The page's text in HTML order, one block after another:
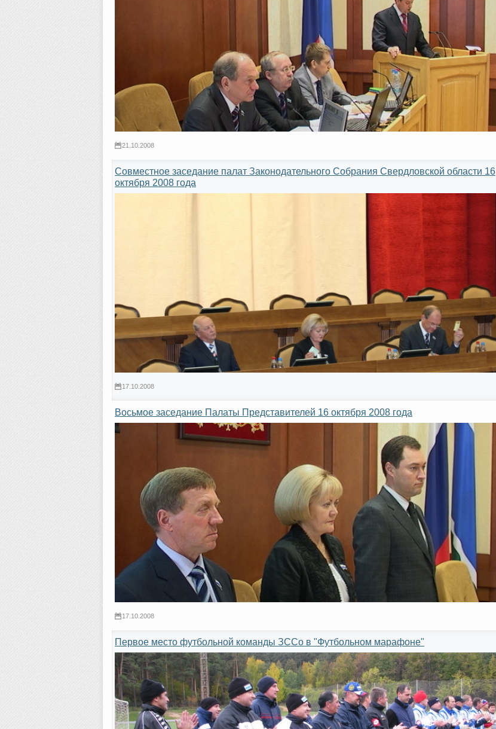
21.10.2008
Совместное заседание палат Законодательного Собрания Свердловской области 16
октября 2008 года
17.10.2008
Восьмое заседание Палаты Представителей 16 октября 2008 года
17.10.2008
Первое место футбольной команды ЗССо в "Футбольном марафоне"
Интернет приемная